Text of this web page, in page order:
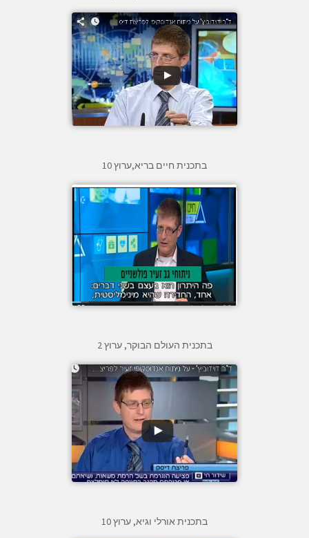
בתכנית חיים בריא,ערוץ 10
בתכנית העולם הבוקר, ערוץ 2
בתכנית אורלי וגיא, ערוץ 10